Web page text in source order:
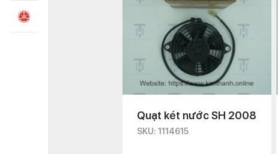
Quạt két nước SH 2008
SKU: 1114615